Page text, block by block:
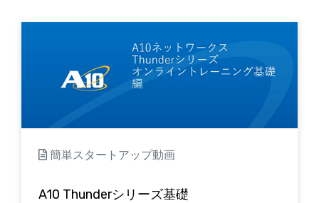
簡単スタートアップ動画
A10 Thunderシリーズ基礎